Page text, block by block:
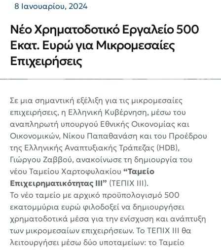
8 Ιανουαρίου, 2024
Νέο Χρηματοδοτικό Εργαλείο 500
Εκατ. Ευρώ για Μικρομεσαίες
Επιχειρήσεις
Σε μια σημαντική εξέλιξη για τις μικρομεσαίες
επιχειρήσεις, η Ελληνική Κυβέρνηση, μέσω του
αναπληρωτή υπουργού Εθνικής Οικονομίας και
Οικονομικών, Νίκου Παπαθανάση και του Προέδρου
της Ελληνικής Αναπτυξιακής Τράπεζας (HDB),
Γιώργου Ζαββού, ανακοίνωσε τη δημιουργία του
νέου Ταμείου Χαρτοφυλακίου “Ταμείο
Επιχειρηματικότητας ΙΙΙ” (ΤΕΠΙΧ ΙΙΙ).
Το νέο ταμείο με αρχικό προϋπολογισμό 500
εκατομμύρια ευρώ φιλοδοξεί να δημιουργήσει
χρηματοδοτικά μέσα για την ενίσχυση και ανάπτυξη
των μικρομεσαίων επιχειρήσεων. Το ΤΕΠΙΧ ΙΙΙ θα
λειτουργήσει μέσω δύο υποταμείων: το Ταμείο